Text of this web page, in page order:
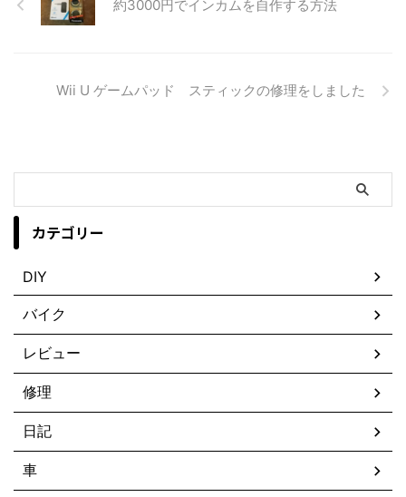
約3000円でインカムを自作する方法
Wii U ゲームパッド スティックの修理をしました
カテゴリー
DIY
バイク
レビュー
修理
日記
車